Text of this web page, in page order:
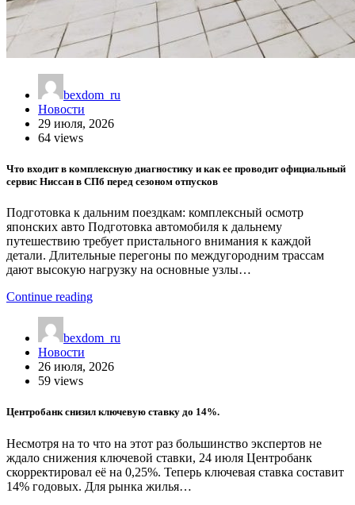
bexdom_ru
Новости
29 июля, 2026
64 views
Что входит в комплексную диагностику и как ее проводит официальный
сервис Ниссан в СПб перед сезоном отпусков
Подготовка к дальним поездкам: комплексный осмотр
японских авто Подготовка автомобиля к дальнему
путешествию требует пристального внимания к каждой
детали. Длительные перегоны по междугородним трассам
дают высокую нагрузку на основные узлы…
Continue reading
bexdom_ru
Новости
26 июля, 2026
59 views
Центробанк снизил ключевую ставку до 14%.
Несмотря на то что на этот раз большинство экспертов не
ждало снижения ключевой ставки, 24 июля Центробанк
скорректировал её на 0,25%. Теперь ключевая ставка составит
14% годовых. Для рынка жилья…